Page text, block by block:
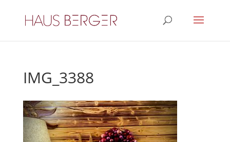
IMG_3388